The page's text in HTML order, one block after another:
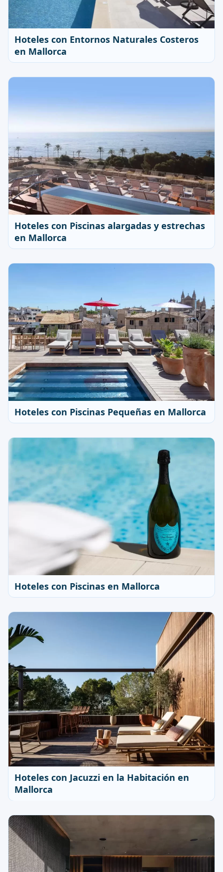
Hoteles con Entornos Naturales Costeros
en Mallorca
Hoteles con Piscinas alargadas y estrechas
en Mallorca
Hoteles con Piscinas Pequeñas en Mallorca
Hoteles con Piscinas en Mallorca
Hoteles con Jacuzzi en la Habitación en
Mallorca